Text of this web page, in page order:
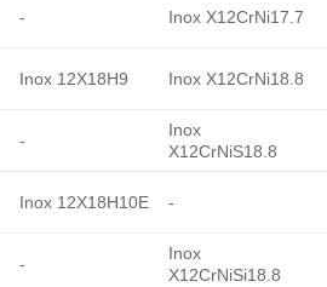
- Inox X12CrNi17.7
Inox 12X18H9 Inox X12CrNi18.8
-
Inox
X12CrNiS18.8
Inox 12X18H10E -
-
Inox
X12CrNiSi18.8